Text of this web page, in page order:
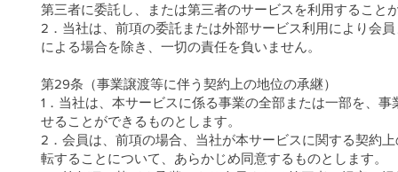
第三者に委託し、または第三者のサービスを利用すること
2．当社は、前項の委託または外部サービス利用により会
による場合を除き、一切の責任を負いません。
第29条（事業譲渡等に伴う契約上の地位の承継）
1．当社は、本サービスに係る事業の全部または一部を、
せることができるものとします。
2．会員は、前項の場合、当社が本サービスに関する契約
転することについて、あらかじめ同意するものとします。